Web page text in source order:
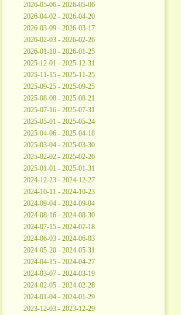
2026-05-06 - 2026-05-06
2026-04-02 - 2026-04-20
2026-03-09 - 2026-03-17
2026-02-03 - 2026-02-26
2026-01-10 - 2026-01-25
2025-12-01 - 2025-12-31
2025-11-15 - 2025-11-25
2025-09-25 - 2025-09-25
2025-08-08 - 2025-08-21
2025-07-16 - 2025-07-31
2025-05-01 - 2025-05-24
2025-04-06 - 2025-04-18
2025-03-04 - 2025-03-30
2025-02-02 - 2025-02-26
2025-01-01 - 2025-01-31
2024-12-23 - 2024-12-27
2024-10-11 - 2024-10-23
2024-09-04 - 2024-09-04
2024-08-16 - 2024-08-30
2024-07-15 - 2024-07-18
2024-06-03 - 2024-06-03
2024-05-20 - 2024-05-31
2024-04-15 - 2024-04-27
2024-03-07 - 2024-03-19
2024-02-05 - 2024-02-28
2024-01-04 - 2024-01-29
2023-12-03 - 2023-12-29